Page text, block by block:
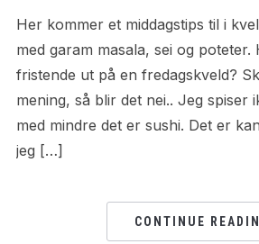
Her kommer et middagstips til i
med garam masala, sei og poteter.
fristende ut på en fredagskveld?
mening, så blir det nei.. Jeg spiser
med mindre det er sushi. Det er
jeg […]
CONTINUE